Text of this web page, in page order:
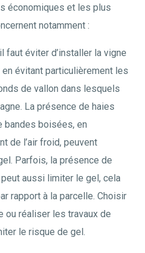
économiques et les plus
notamment :
faut éviter d’installer la vigne
évitant particulièrement les
de vallon dans lesquels
La présence de haies
bandes boisées, en
de l’air froid, peuvent
Parfois, la présence de
aussi limiter le gel, cela
rapport à la parcelle. Choisir
ou réaliser les travaux de
le risque de gel.